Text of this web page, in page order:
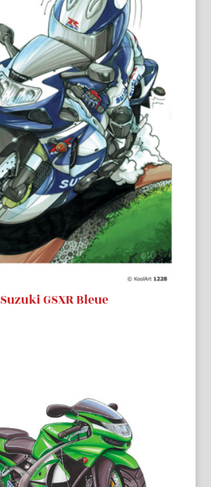
Suzuki GSXR Bleue